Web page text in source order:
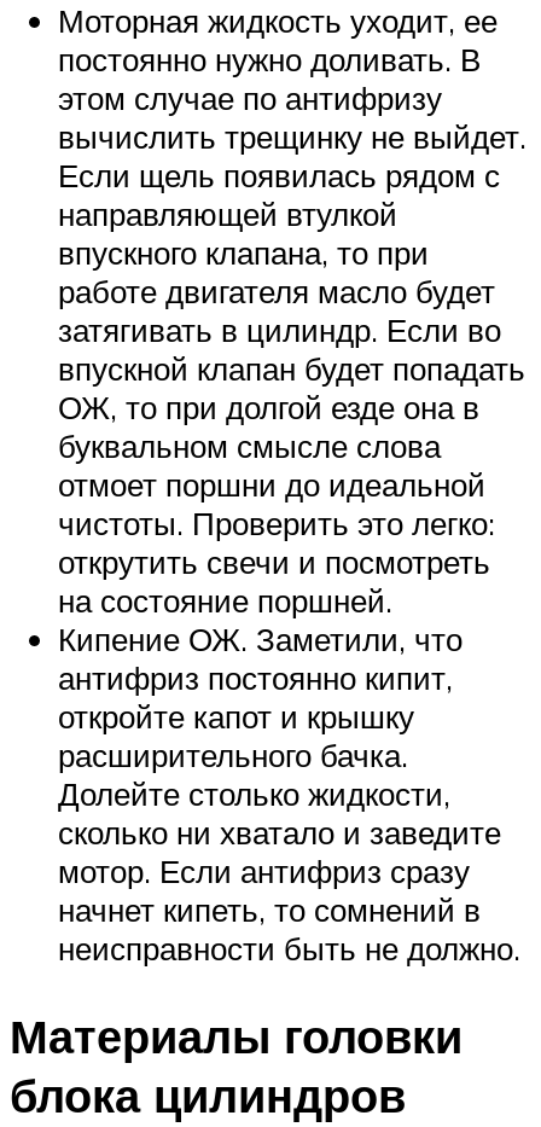
Моторная жидкость уходит, ее
постоянно нужно доливать. В
этом случае по антифризу
вычислить трещинку не выйдет.
Если щель появилась рядом с
направляющей втулкой
впускного клапана, то при
работе двигателя масло будет
затягивать в цилиндр. Если во
впускной клапан будет попадать
ОЖ, то при долгой езде она в
буквальном смысле слова
отмоет поршни до идеальной
чистоты. Проверить это легко:
открутить свечи и посмотреть
на состояние поршней.
Кипение ОЖ. Заметили, что
антифриз постоянно кипит,
откройте капот и крышку
расширительного бачка.
Долейте столько жидкости,
сколько ни хватало и заведите
мотор. Если антифриз сразу
начнет кипеть, то сомнений в
неисправности быть не должно.
Материалы головки
блока цилиндров